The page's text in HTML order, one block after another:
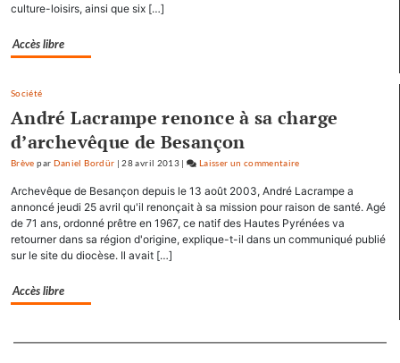
culture-loisirs, ainsi que six […]
Accès libre
Société
André Lacrampe renonce à sa charge
d’archevêque de Besançon
Brève par Daniel Bordür |28 avril 2013 | Laisser un commentaire
Hollande
se
ressource
Archevêque de Besançon depuis le 13 août 2003, André Lacrampe a
annoncé jeudi 25 avril qu'il renonçait à sa mission pour raison de santé. Agé
de 71 ans, ordonné prêtre en 1967, ce natif des Hautes Pyrénées va
retourner dans sa région d'origine, explique-t-il dans un communiqué publié
sur le site du diocèse. Il avait […]
Accès libre